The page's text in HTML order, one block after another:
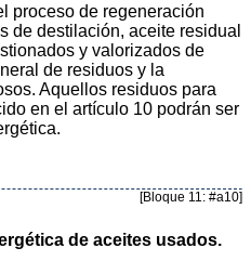
proceso de regeneración
de destilación, aceite residual
y valorizados de
de residuos y la
Aquellos residuos para
en el artículo 10 podrán ser
[Bloque 11: #a10]
de aceites usados.